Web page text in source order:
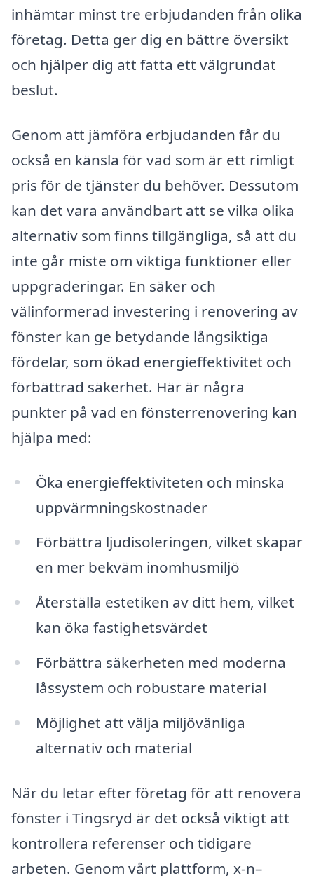
inhämtar minst tre erbjudanden från olika
företag. Detta ger dig en bättre översikt
och hjälper dig att fatta ett välgrundat
beslut.
Genom att jämföra erbjudanden får du
också en känsla för vad som är ett rimligt
pris för de tjänster du behöver. Dessutom
kan det vara användbart att se vilka olika
alternativ som finns tillgängliga, så att du
inte går miste om viktiga funktioner eller
uppgraderingar. En säker och
välinformerad investering i renovering av
fönster kan ge betydande långsiktiga
fördelar, som ökad energieffektivitet och
förbättrad säkerhet. Här är några
punkter på vad en fönsterrenovering kan
hjälpa med:
Öka energieffektiviteten och minska
uppvärmningskostnader
Förbättra ljudisoleringen, vilket skapar
en mer bekväm inomhusmiljö
Återställa estetiken av ditt hem, vilket
kan öka fastighetsvärdet
Förbättra säkerheten med moderna
låssystem och robustare material
Möjlighet att välja miljövänliga
alternativ och material
När du letar efter företag för att renovera
fönster i Tingsryd är det också viktigt att
kontrollera referenser och tidigare
arbeten. Genom vårt plattform, x-n–